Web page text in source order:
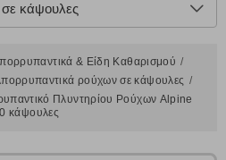
κάψουλες
& Είδη Καθαρισμού
ρούχων σε κάψουλες
Πλυντηρίου Ρούχων Alpine
κάψουλες